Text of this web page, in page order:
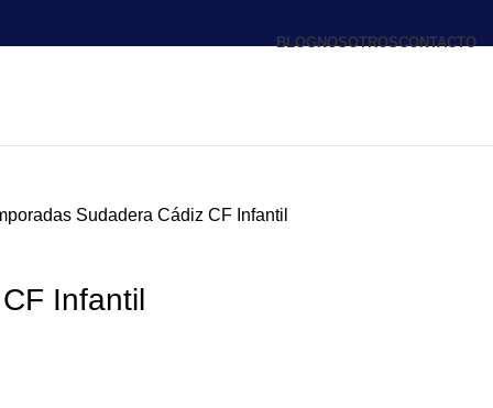
BLOGNOSOTROSCONTACTO
Sudadera Cádiz CF Infantil
Infantil